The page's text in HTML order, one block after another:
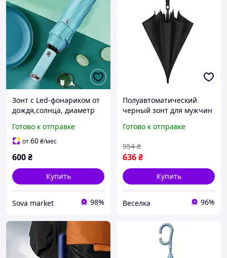
Зонт с Led-фонариком от
дождя,солнца, диаметр
зонт,10 спиц,light-blue
Готово к отправке
от60₴/мес
600₴
Купить
Sova market 98%
Полуавтоматический
черный зонт для мужчин
водоотталкивающий
аксессуар FLAME
Готово к отправке
636₴
954 ₴
Купить
Веселка 96%